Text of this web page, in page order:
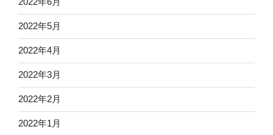
2022年5月
2022年4月
2022年3月
2022年2月
2022年1月